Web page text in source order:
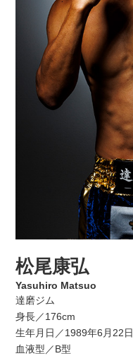
松尾康弘
Yasuhiro Matsuo
達磨ジム
身長／176cm
生年月日／1989年6月22日
血液型／B型